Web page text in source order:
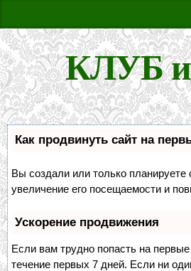
КЛУБ
Как продвинуть сайт на
Вы создали или только планируете
увеличение его посещаемости и
Ускорение продвижения
Если вам трудно попасть на
течение первых 7 дней. Если ни